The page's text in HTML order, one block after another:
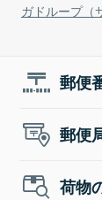
ガドループ（
郵便
郵便
荷物